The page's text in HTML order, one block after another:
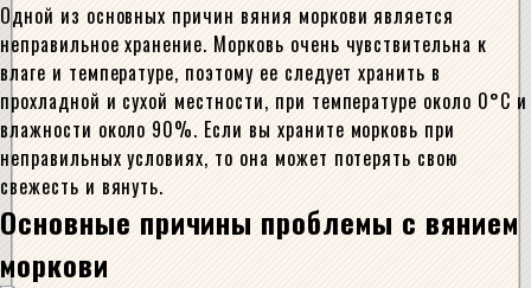
Одной из основных причин вяния моркови является
неправильное хранение. Морковь очень чувствительна к
влаге и температуре, поэтому ее следует хранить в
прохладной и сухой местности, при температуре около 0°С и
влажности около 90%. Если вы храните морковь при
неправильных условиях, то она может потерять свою
свежесть и вянуть.
Основные причины проблемы с вянием
моркови